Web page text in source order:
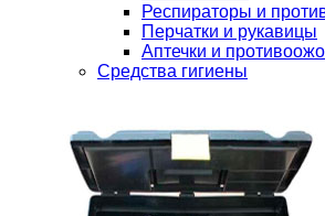
Респираторы и
Перчатки и рукавицы
Аптечки и
Средства гигиены